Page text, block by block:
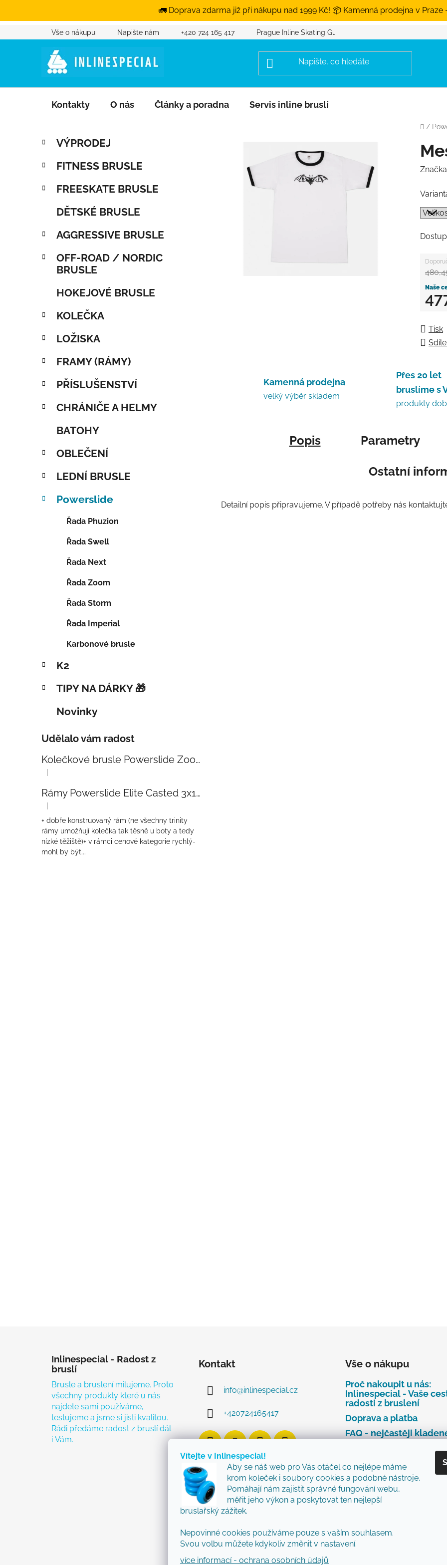
🚛 Doprava zdarma již při nákupu nad 1999 Kč! 📦 Kamenná prodejna v Praze
Vítejte v Inlinespecial!
Aby se náš web pro Vás otáčel co nejlépe máme
krom koleček i soubory cookies a podobné nástroje.
Pomáhají nám zajistit správné fungování webu,
měřit jeho výkon a poskytovat ten nejlepší
bruslařský zážitek.
Nepovinné cookies používáme pouze s vaším souhlasem.
Svou volbu můžete kdykoliv změnit v nastavení.
více informací - ochrana osobních údajů
Přejít na obsah
Vše o nákupu Napište nám +420 724 165 417 Prague Inline Skating Guide
Kontakty O nás Články a poradna Servis inline bruslí
Domů
/
Postranní panel
Přeskočit kategorie
Kategorie
VÝPRODEJ
FITNESS BRUSLE
FREESKATE BRUSLE
DĚTSKÉ BRUSLE
AGGRESSIVE BRUSLE
OFF-ROAD / NORDIC
BRUSLE
HOKEJOVÉ BRUSLE
KOLEČKA
LOŽISKA
FRAMY (RÁMY)
PŘÍSLUŠENSTVÍ
CHRÁNIČE A HELMY
BATOHY
OBLEČENÍ
LEDNÍ BRUSLE
Powerslide
Řada Phuzion
Řada Swell
Řada Next
Řada Zoom
Řada Storm
Řada Imperial
Karbonové brusle
K2
TIPY NA DÁRKY 🎁
Novinky
Udělalo vám radost
Kolečkové brusle Powerslide Zoom Baby Blue 80
Hodnocení produktu je 5 z 5 hvězdiček.
|
Rámy Powerslide Elite Casted 3x110 Trinity 270mm
Hodnocení produktu je 4 z 5 hvězdiček.
|
+ dobře konstruovaný rám (ne všechny trinity
rámy umožňují kolečka tak těsně u boty a tedy
nízké těžiště)+ v rámci cenové kategorie rychlý-
mohl by být...
Tisk
Kamenná prodejna
velký výběr skladem
Přes 20 let
bruslíme s
produkty
Popis Parametry
Ostatní
Detailní popis připravujeme. V případě potřeby nás
Inlinespecial - Radost z
bruslí
Brusle a bruslení milujeme. Proto
všechny produkty které u nás
najdete sami používáme,
testujeme a jsme si jisti kvalitou.
Rádi předáme radost z bruslí dál
i Vám.
Kontakt
info@inlinespecial.cz
+420724165417
Vše o nákupu
Proč nakoupit u nás:
Inlinespecial - Vaše
radosti z bruslení
Doprava a platba
FAQ - nejčastěji
Najdete u nás tyto
Zásady ochrany
údajů
Obchodní podmínky
nebo výměnu zboží